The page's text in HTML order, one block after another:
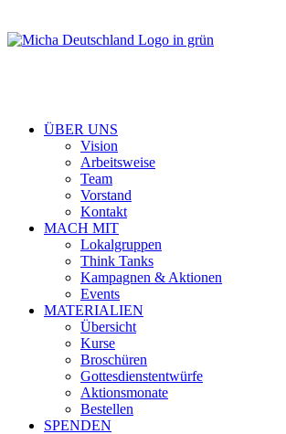
ÜBER UNS
Vision
Arbeitsweise
Team
Vorstand
Kontakt
MACH MIT
Lokalgruppen
Think Tanks
Kampagnen & Aktionen
Events
MATERIALIEN
Übersicht
Kurse
Broschüren
Gottesdienstentwürfe
Aktionsmonate
Bestellen
SPENDEN